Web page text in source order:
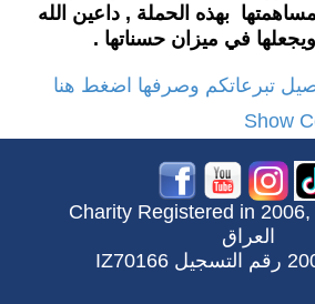
بهذه الحملة , داعين الله
في ميزان حسناتها .
تبرعاتكم وصرفها اضغط هنا
Show
Charity Registered in
العراق